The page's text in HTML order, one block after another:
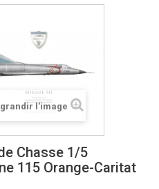
l'image
Chasse 1/5
115 Orange-Caritat